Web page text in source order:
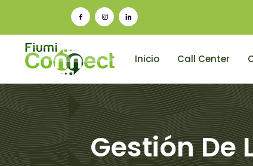
Inicio Call Center
Gestión De